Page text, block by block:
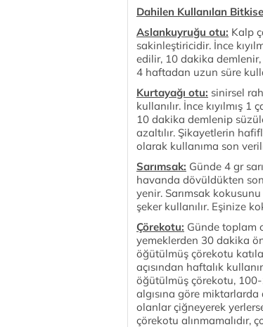
Dahilen Kullanılan
Aslankuyruğu otu: Kalp
sakinleştiricidir. İnce
edilir, 10 dakika
4 haftadan uzun süre
Kurtayağı otu: sinirsel
kullanılır. İnce kıyılmış
10 dakika demlenip
azaltılır. Şikayetlerin
olarak kullanıma son
Sarımsak: Günde 4 gr
havanda dövüldükten
yenir. Sarımsak
şeker kullanılır. Eşinize
Çörekotu: Günde toplam
yemeklerden 30 dakika
öğütülmüş çörekotu
açısından haftalık
öğütülmüş çörekotu,
algısına göre
olanlar çiğneyerek
çörekotu alınmamalıdır,